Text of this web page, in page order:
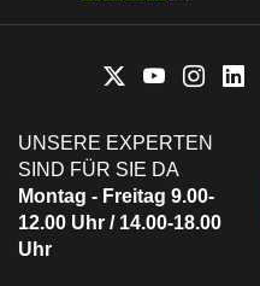
UNSERE EXPERTEN
SIND FÜR SIE DA
Montag - Freitag 9.00-
12.00 Uhr / 14.00-18.00
Uhr